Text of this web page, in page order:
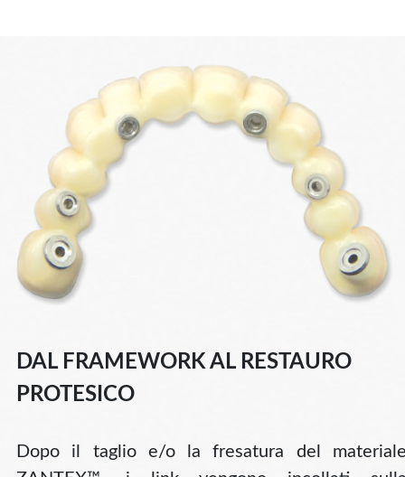
DAL FRAMEWORK AL RESTAURO
PROTESICO
Dopo il taglio e/o la fresatura del